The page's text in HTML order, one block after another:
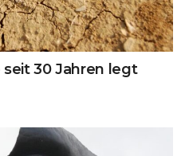
30 Jahren legt